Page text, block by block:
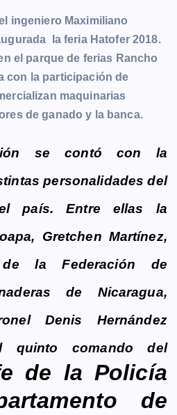
p
y
L
i
n
k
i
n
t
l
e
g
r
a
m
o
g
g
e
r
ingeniero Maximiliano
la feria Hatofer 2018.
el parque de ferias Rancho
con la participación de
maquinarias
de ganado y la banca.
se contó con la
personalidades del
país. Entre ellas la
Gretchen Martínez,
de la Federación de
de Nicaragua,
Denis Hernández
quinto comando del
de la Policía
de